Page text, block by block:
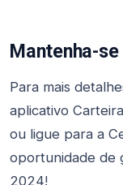
Mantenha-
Para mais
aplicativo
ou ligue para a
oportunidade de
2024!